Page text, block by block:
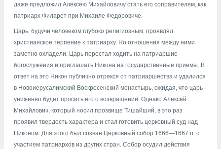
даже предложил Алексею Михайловичу стать его соправителем, как
патриарх Филарет при Михаиле Федоровиче.
Царь, будучи человеком глубоко религиозным, проявлял
христианское терпение к патриарху. Но отношения между ними
заметно охладели. Царь перестал ходить на патриаршие
богослужения и приглашать Никона на государственные приемы. В
ответ на это Никон публично отрекся от патриаршества и удалился
в Новоиерусалимский Воскресенский монастырь, ожидая, что царь
униженно будет просить его о возвращении. Однако Алексей
Михайлович, который носил прозвище Тишайший, в это раз
проявил твердость характера и стал готовить церковный суд над
Никоном. Для этого был созван Церковный собор 1666—1667 гг. с
участием патриархов из других стран. Собор осудил действия